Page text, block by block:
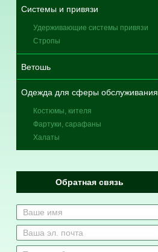
Системы и привязи
Удерживающие системы привязи
Стропы
Ветошь
Одежда для сферы обслуживания
Костюмы, кителя
Фартуки, сарафаны
Халаты
Обратная связь